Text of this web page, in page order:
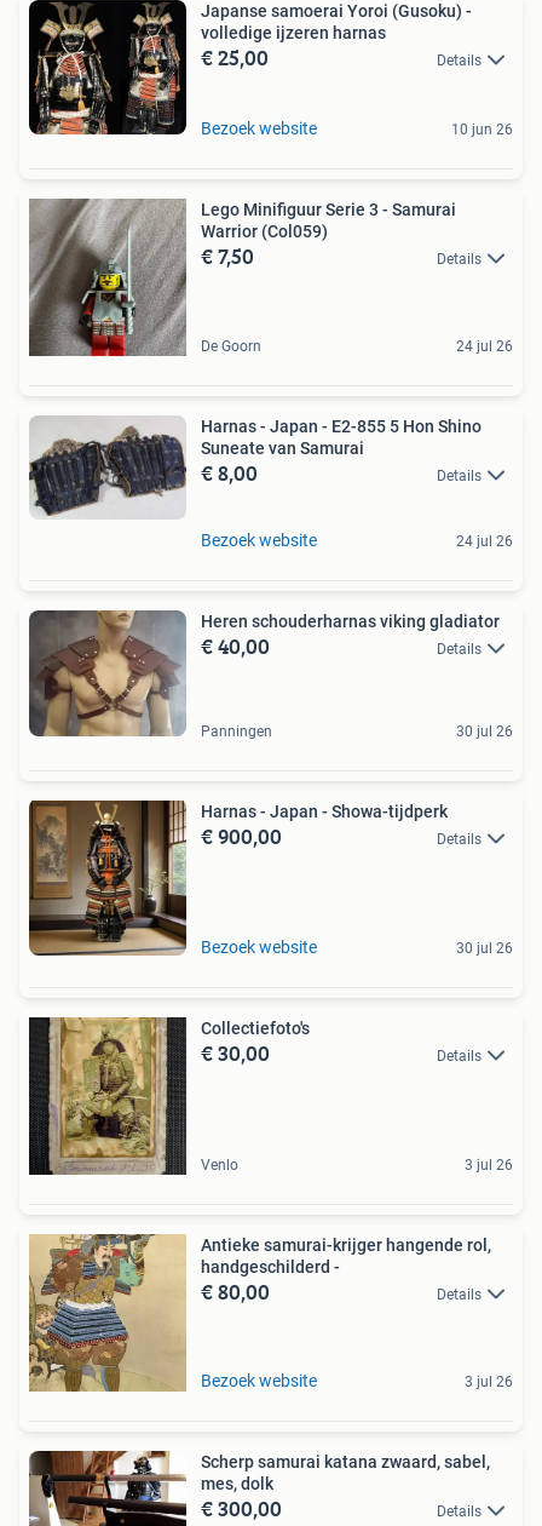
Japanse samoerai Yoroi (Gusoku) -
volledige ijzeren harnas
€ 25,00 Details
Bezoek website 10 jun 26
Lego Minifiguur Serie 3 - Samurai
Warrior (Col059)
€ 7,50 Details
De Goorn 24 jul 26
Harnas - Japan - E2-855 5 Hon Shino
Suneate van Samurai
€ 8,00 Details
Bezoek website 24 jul 26
Heren schouderharnas viking gladiator
€ 40,00 Details
Panningen 30 jul 26
Harnas - Japan - Showa-tijdperk
€ 900,00 Details
Bezoek website 30 jul 26
Collectiefoto's
€ 30,00 Details
Venlo 3 jul 26
Antieke samurai-krijger hangende rol,
handgeschilderd -
€ 80,00 Details
Bezoek website 3 jul 26
Scherp samurai katana zwaard, sabel,
mes, dolk
€ 300,00 Details